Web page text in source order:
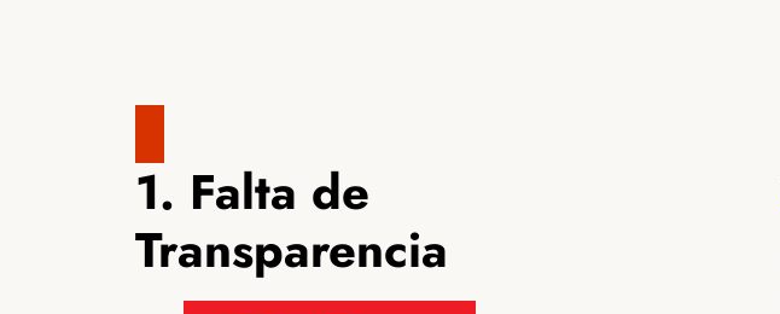
1. Falta de
Transparencia